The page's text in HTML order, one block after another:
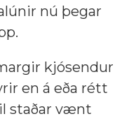
nú þegar
kjósendur
en á eða rétt
staðar vænt